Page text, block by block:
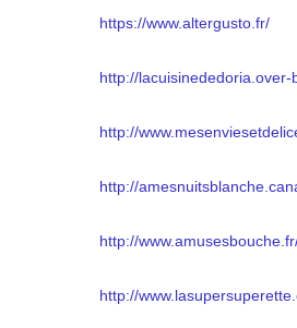
https://www.altergusto.fr/
http://lacuisinededoria.over-
http://
http://
http://
http://